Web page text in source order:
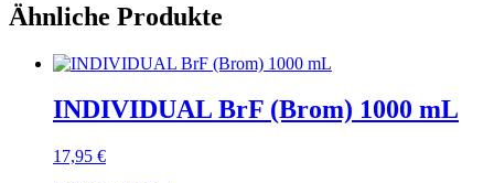
Ähnliche Produkte
INDIVIDUAL BrF (Brom) 1000 mL
17,95 €